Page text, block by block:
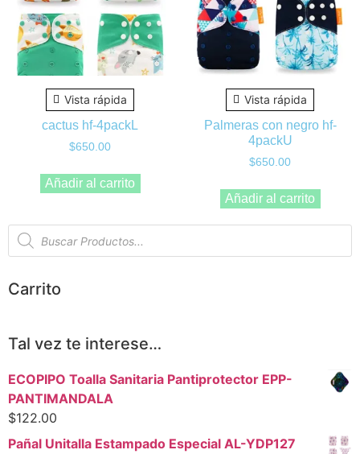
Vista rápida
cactus hf-4packL
$650.00
Añadir al carrito
Vista rápida
Palmeras con negro hf-
4packU
$650.00
Añadir al carrito
Carrito
Tal vez te interese…
ECOPIPO Toalla Sanitaria Pantiprotector EPP-
PANTIMANDALA
$122.00
Pañal Unitalla Estampado Especial AL-YDP127